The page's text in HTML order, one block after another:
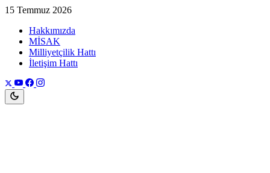
15 Temmuz 2026
Hakkımızda
MİSAK
Milliyetçilik Hattı
İletişim Hattı